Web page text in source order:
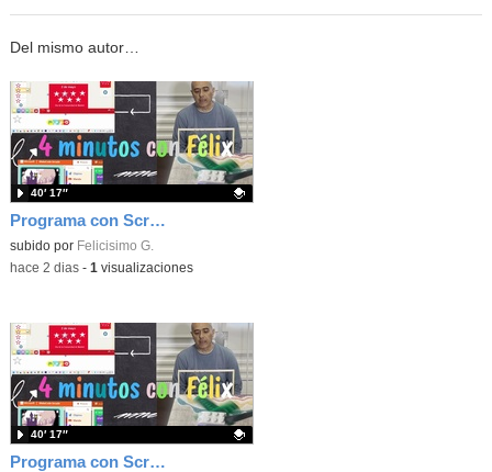
Del mismo autor…
Programa con Scratch, 8 diferentes juegos para vivir la emoción de los partidos de España en el mundial 2026
Contenido educativo.
subido por Felicisimo G.
40′ 17″
-hace 2 dias- 1 visualizaciones
Programa con Scratch juegos con los partidos del mundial 2026 ganados por España
40′ 17″